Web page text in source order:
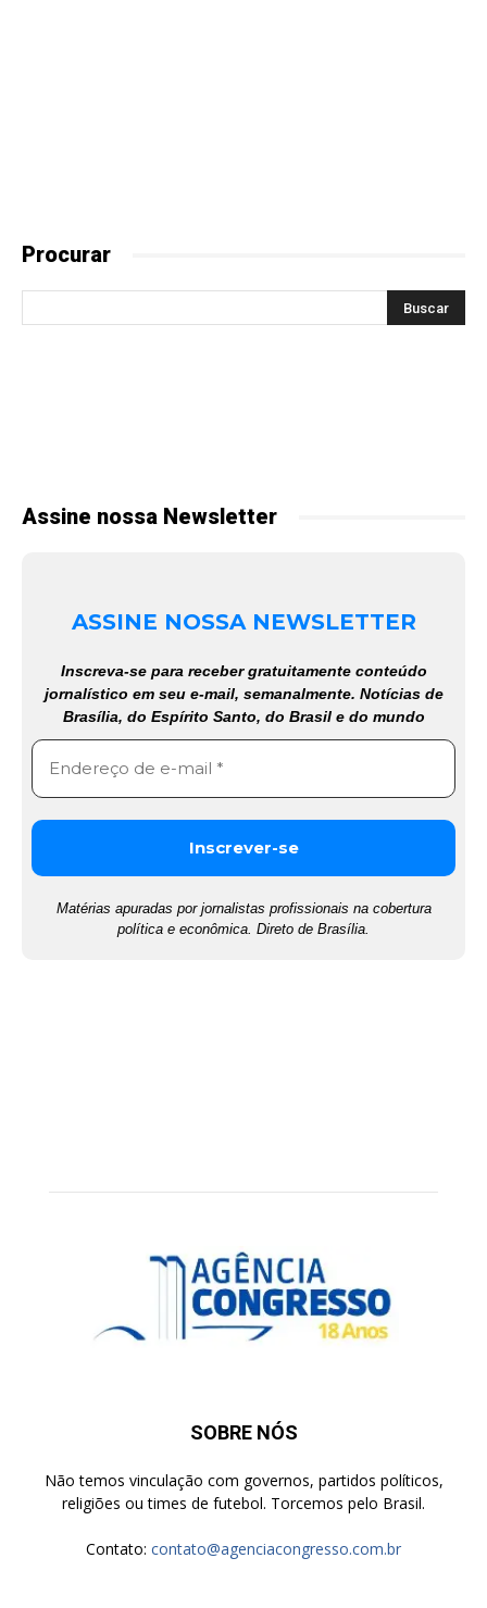
Procurar
Assine nossa Newsletter
ASSINE NOSSA NEWSLETTER
Inscreva-se para receber gratuitamente conteúdo
jornalístico em seu e-mail, semanalmente. Notícias de
Brasília, do Espírito Santo, do Brasil e do mundo
Matérias apuradas por jornalistas profissionais na cobertura
política e econômica. Direto de Brasília.
SOBRE NÓS
Não temos vinculação com governos, partidos políticos,
religiões ou times de futebol. Torcemos pelo Brasil.
Contato: contato@agenciacongresso.com.br